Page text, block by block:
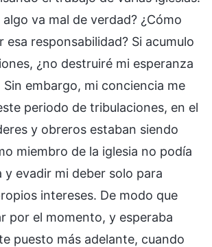
algo va mal de verdad? ¿Cómo
responsabilidad? Si acumulo
¿no destruiré mi esperanza
Sin embargo, mi conciencia me
periodo de tribulaciones, en el
y obreros estaban siendo
miembro de la iglesia no podía
y evadir mi deber solo para
intereses. De modo que
por el momento, y esperaba
puesto más adelante, cuando